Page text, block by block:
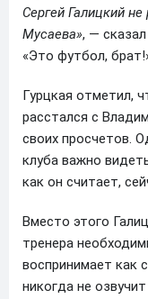
Сергей Галицкий
Мусаева», —
«Это футбол,
Гурцкая отметил,
расстался с
своих просчетов.
клуба важно
как он считает,
Вместо этого
тренера
воспринимает как
никогда не